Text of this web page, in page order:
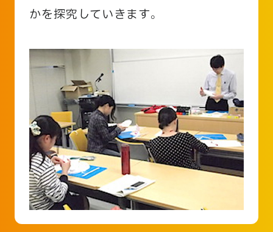
かを探究していきます。